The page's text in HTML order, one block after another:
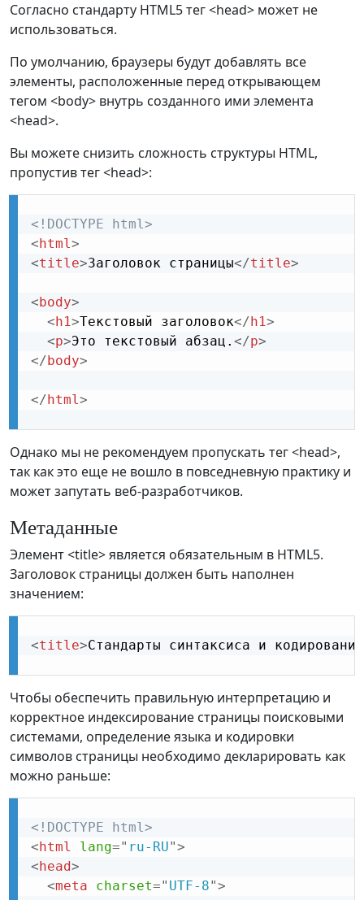
Согласно стандарту HTML5 тег <head> может не
использоваться.
По умолчанию, браузеры будут добавлять все
элементы, расположенные перед открывающем
тегом <body> внутрь созданного ими элемента
<head>.
Вы можете снизить сложность структуры HTML,
пропустив тег <head>:
<!DOCTYPE html>
< html>
<title>Заголовок страницы</title>
< body>
< h1>Текстовый заголовок</ h1>
<p>Это текстовый абзац. </p>
</ body>
</ html>
Однако мы не рекомендуем пропускать тег <head>,
так как это еще не вошло в повседневную практику и
может запутать веб-разработчиков.
Метаданные
Элемент <title> является обязательным в HTML5.
Заголовок страницы должен быть наполнен
значением:
<title>Стандарты синтаксиса и
Чтобы обеспечить правильную интерпретацию и
корректное индексирование страницы поисковыми
системами, определение языка и кодировки
символов страницы необходимо декларировать как
можно раньше:
<!DOCTYPE html>
< html lang=" ru-RU">
< head>
<meta charset=" UTF-8">